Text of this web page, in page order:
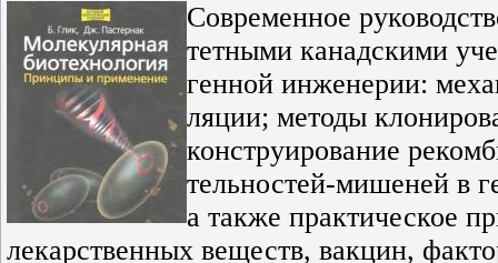
Современное
тетными канадскими
генной инженерии:
ляции; методы
конструирование
тельностей-мишеней в
а также практическое
лекарственных веществ, вакцин,